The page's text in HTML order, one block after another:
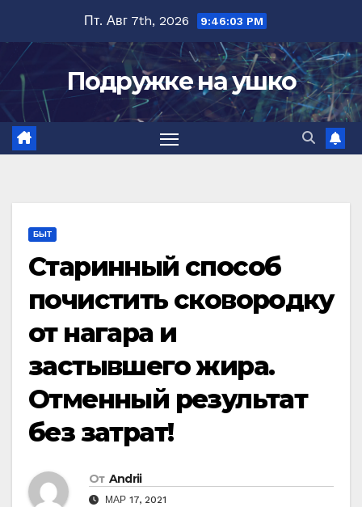
содержимому
Пт. Авг 7th, 2026 9:46:04 PM
Подружке на ушко
БЫТ
Старинный способ
почистить сковородку
от нагара и
застывшего жира.
Отменный результат
без затрат!
От Andrii
МАР 17, 2021